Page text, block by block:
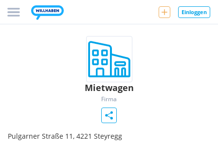
Einloggen
Mietwagen
Firma
Pulgarner Straße 11, 4221 Steyregg